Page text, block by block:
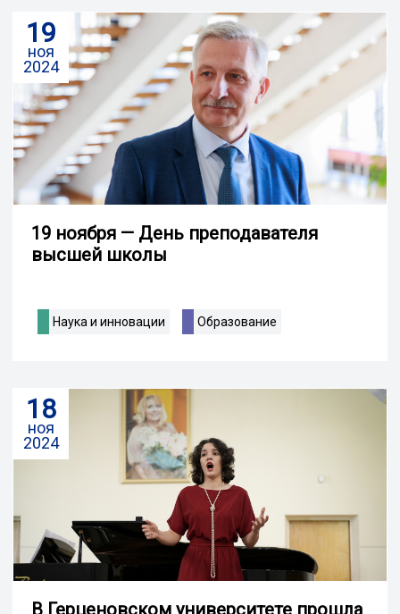
19
ноя
2024
19 ноября — День преподавателя
высшей школы
Наука и инновации Образование
18
ноя
2024
В Герценовском университете прошла